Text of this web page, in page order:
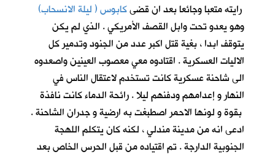
رايته متعبا وجائعا بعد ان قضىكابوس ( ليلة الانسحاب)
وهو يعدو تحت وابل القصف الأمريكي . الذي لم يكن
يتوقف ابدا ، بغية قتل اكبر عدد من الجنود وتدمير كل
الاليات العسكرية . اقتادوه معي معصوب العينين واصعدوه
الى شاحنة عسكرية كانت تستخدم لاعتقال الناس في
النهار و إعدامهم ودفنهم ليلا . رائحة الدماء كانت نافذة
بقوة و لونها الاحمر اصطبغت به ارضية و جدران الشاحنة .
ادعى انه من مدينة مندلي ، لكنه كان يتكلم اللهجة
الجنوبية الدارجة . تم اقتياده من قبل الحرس الخاص بعد